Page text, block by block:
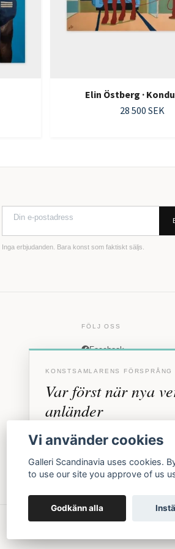
Elin Östberg ·
28 500 SEK
Inga erbjudanden. Bara konst som faktiskt säljs.
FÖLJ OSS
Facebook
KONSTSAMLARENS FÖRSPRÅNG
Var först när nya
anländer
Förhandstillgång till nya verk och
inbjudningar till vernissage, innan vi
offentligt.
Vi använder cookies
Galleri Scandinavia uses cookies.
to use our site you approve of us
Godkänn alla